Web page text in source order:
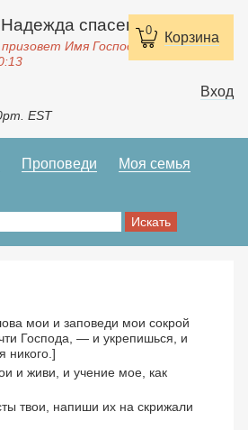
0 Корзина
спасения»
Имя Господне, спасется.
EST
Вход
Проповеди
Моя семья
мои и заповеди мои сокрой
Господа, — и укрепишься, и
никого.]
и живи, и учение мое, как
твои, напиши их на скрижали